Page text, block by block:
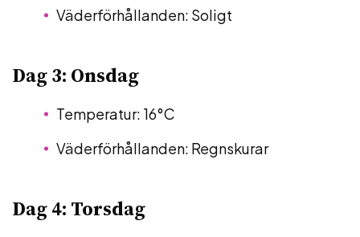
Väderförhållanden: Soligt
Dag 3: Onsdag
Temperatur: 16°C
Väderförhållanden: Regnskurar
Dag 4: Torsdag